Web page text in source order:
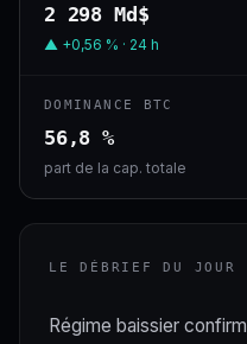
2 298 Md$
▲ +0,56 % · 24 h
DOMINANCE BTC
56,8 %
part de la cap. totale
LE DÉBRIEF DU JOUR
Régime baissier